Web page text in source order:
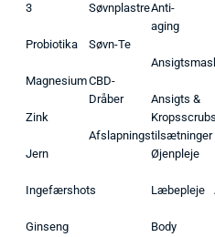
3
Probiotika
Magnesium
Zink
Jern
Ingefærshots
Ginseng
Søvnplastre
Søvn-Te
CBD-
Dråber
Afslapningstilsætninger
Anti-
aging
Ansigts &
Øjenpleje
Læbepleje
Body